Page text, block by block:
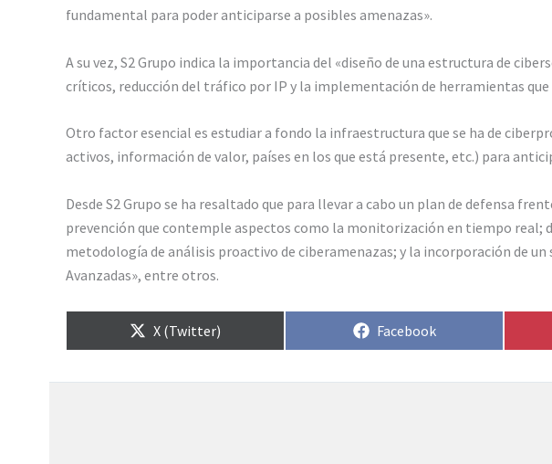
fundamental para poder anticiparse a posibles amenazas».
A su vez, S2 Grupo indica la importancia del «diseño de una estructura de
críticos, reducción del tráfico por IP y la implementación de herramientas que
Otro factor esencial es estudiar a fondo la infraestructura que se ha de
activos, información de valor, países en los que está presente, etc.) para
Desde S2 Grupo se ha resaltado que para llevar a cabo un plan de defensa
prevención que contemple aspectos como la monitorización en tiempo real;
metodología de análisis proactivo de ciberamenazas; y la incorporación de
Avanzadas», entre otros.
Compartir
en
X (Twitter)
Compartir
Facebook